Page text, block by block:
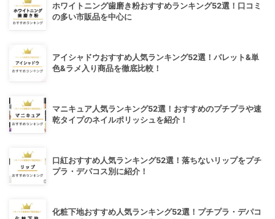
ホワイトニング歯磨き粉おすすめランキング52選！口コミ
の多い市販品を中心に
アイシャドウおすすめ人気ランキング52選！パレット&単
色&ラメ入り商品を徹底比較！
マニキュア人気ランキング52選！おすすめのプチプラや速
乾タイプのネイルポリッシュを紹介！
口紅おすすめ人気ランキング52選！落ちないリップをプチ
プラ・デパコス別に紹介！
化粧下地おすすめ人気ランキング52選！プチプラ・デパコ